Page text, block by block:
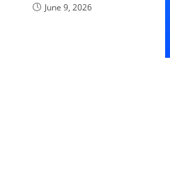
June 9, 2026